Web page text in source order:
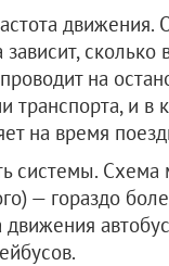
движения.
зависит, сколько
на
транспорта, и в
на время
системы. Схема
— гораздо